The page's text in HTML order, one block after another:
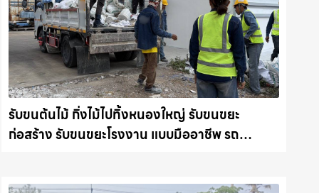
รับขนต้นไม้ กิ่งไม้ไปทิ้งหนองใหญ่ รับขนขยะ
ก่อสร้าง รับขนขยะโรงงาน แบบมืออาชีพ รถ